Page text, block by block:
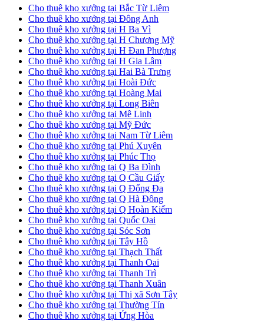
Cho thuê kho xưởng tại Bắc Từ Liêm
Cho thuê kho xưởng tại Đông Anh
Cho thuê kho xưởng tại H Ba Vì
Cho thuê kho xưởng tại H Chương Mỹ
Cho thuê kho xưởng tại H Đan Phượng
Cho thuê kho xưởng tại H Gia Lâm
Cho thuê kho xưởng tại Hai Bà Trưng
Cho thuê kho xưởng tại Hoài Đức
Cho thuê kho xưởng tại Hoàng Mai
Cho thuê kho xưởng tại Long Biên
Cho thuê kho xưởng tại Mê Linh
Cho thuê kho xưởng tại Mỹ Đức
Cho thuê kho xưởng tại Nam Từ Liêm
Cho thuê kho xưởng tại Phú Xuyên
Cho thuê kho xưởng tại Phúc Thọ
Cho thuê kho xưởng tại Q Ba Đình
Cho thuê kho xưởng tại Q Cầu Giấy
Cho thuê kho xưởng tại Q Đống Đa
Cho thuê kho xưởng tại Q Hà Đông
Cho thuê kho xưởng tại Q Hoàn Kiếm
Cho thuê kho xưởng tại Quốc Oai
Cho thuê kho xưởng tại Sóc Sơn
Cho thuê kho xưởng tại Tây Hồ
Cho thuê kho xưởng tại Thạch Thất
Cho thuê kho xưởng tại Thanh Oai
Cho thuê kho xưởng tại Thanh Trì
Cho thuê kho xưởng tại Thanh Xuân
Cho thuê kho xưởng tại Thị xã Sơn Tây
Cho thuê kho xưởng tại Thường Tín
Cho thuê kho xưởng tại Ứng Hòa